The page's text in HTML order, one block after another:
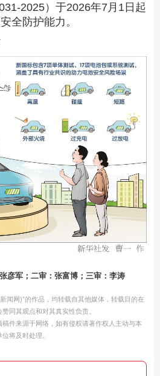
2025）于2026年7月1日起
全防护能力。
彦军；二审：张富博；三审：李涛
闻网)”的作品，均转载自其他媒体，转载目的在
同其观点和对其真实性负责。
件来源于网络，如有侵权请著作权人主动与本
将及时处理。